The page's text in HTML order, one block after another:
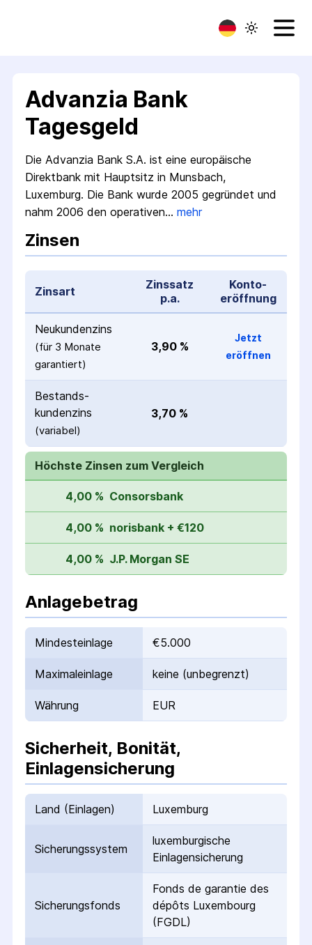
Advanzia Bank
Tagesgeld
Die Advanzia Bank S.A. ist eine europäische
Direkt­bank mit Haupt­sitz in Munsbach,
Luxemburg. Die Bank wurde 2005 gegründet und
nahm 2006 den operativen… mehr
Zinsen
Zinsart
Zinssatz
p.a.
Konto­
eröffnung
Neukunden­zins
(für 3 Monate
garantiert)
3,90 %
Jetzt
eröffnen
Bestands­
kunden­zins
(variabel)
3,70 %
Höchste Zinsen zum Vergleich
4,00 % Consorsbank
4,00 % norisbank + €120
4,00 % J.P. Morgan SE
Anlagebetrag
Mindesteinlage €5.000
Maximaleinlage keine (unbegrenzt)
Währung EUR
Sicherheit, Bonität,
Einlagensicherung
Land (Einlagen) Luxemburg
Sicherungs­system
luxemburgische
Einlagen­sicherung
Sicherungs­fonds
Fonds de garantie des
dépôts Luxembourg
(FGDL)